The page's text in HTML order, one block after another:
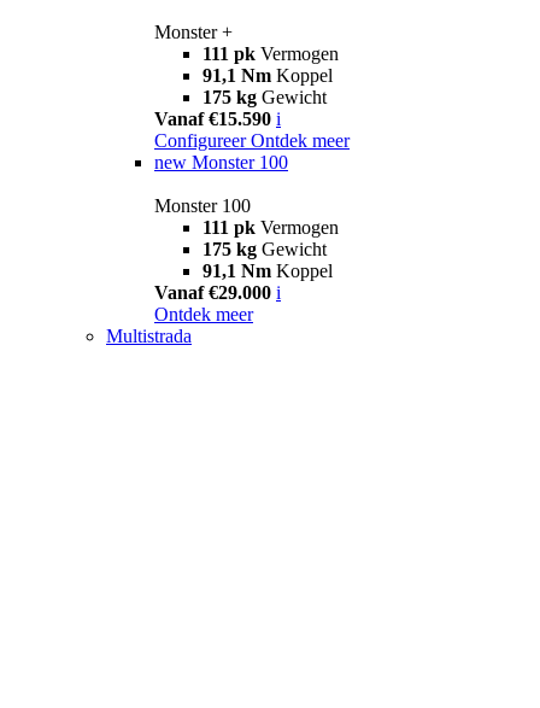
Monster +
111 pk Vermogen
91,1 Nm Koppel
175 kg Gewicht
Vanaf €15.590 i
Configureer Ontdek meer
new Monster 100
Monster 100
111 pk Vermogen
175 kg Gewicht
91,1 Nm Koppel
Vanaf €29.000 i
Ontdek meer
Multistrada